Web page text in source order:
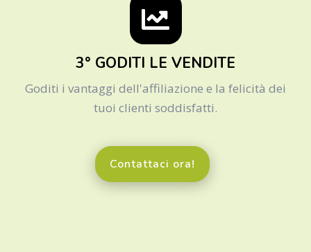
3° GODITI LE VENDITE
Goditi i vantaggi dell'affiliazione e la felicità dei
tuoi clienti soddisfatti.
Contattaci ora!